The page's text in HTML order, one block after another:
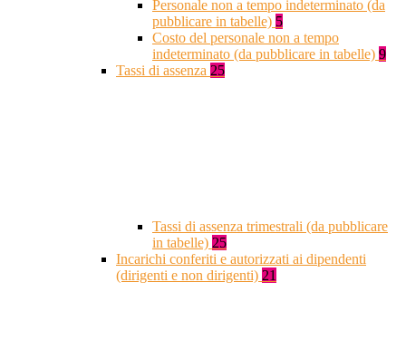
Personale non a tempo indeterminato (da
pubblicare in tabelle) 5
Costo del personale non a tempo
indeterminato (da pubblicare in tabelle) 9
Tassi di assenza 25
Tassi di assenza trimestrali (da pubblicare
in tabelle) 25
Incarichi conferiti e autorizzati ai dipendenti
(dirigenti e non dirigenti) 21